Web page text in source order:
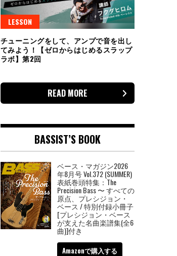
LESSON
チューニングをして、アンプで音を出し
てみよう！【ゼロからはじめるスラップ
ラボ】第2回
READ MORE
BASSIST’S BOOK
ベース・マガジン2026
年8月号 Vol.372 (SUMMER)
表紙巻頭特集：The
Precision Bass 〜 すべての
原点、プレシジョン・
ベース / 特別付録小冊子
[プレシジョン・ベース
が支えた名曲楽譜集(全6
曲)]付き
Amazonで購入する